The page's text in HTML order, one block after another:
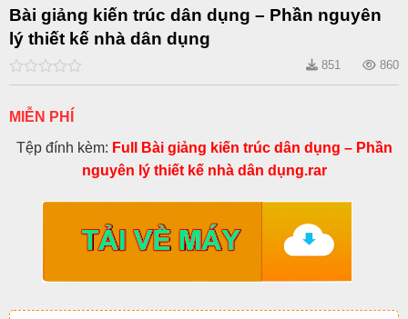
Bài giảng kiến trúc dân dụng – Phần nguyên
lý thiết kế nhà dân dụng
0
of
851 860
MIỄN PHÍ
Tệp đính kèm: Full Bài giảng kiến trúc dân dụng – Phần
nguyên lý thiết kế nhà dân dụng.rar